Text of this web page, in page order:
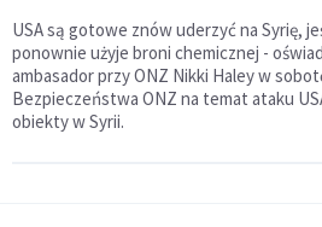
USA są gotowe znów uderzyć na Syrię,
ponownie użyje broni chemicznej -
ambasador przy ONZ Nikki Haley w
Bezpieczeństwa ONZ na temat ataku
obiekty w Syrii.